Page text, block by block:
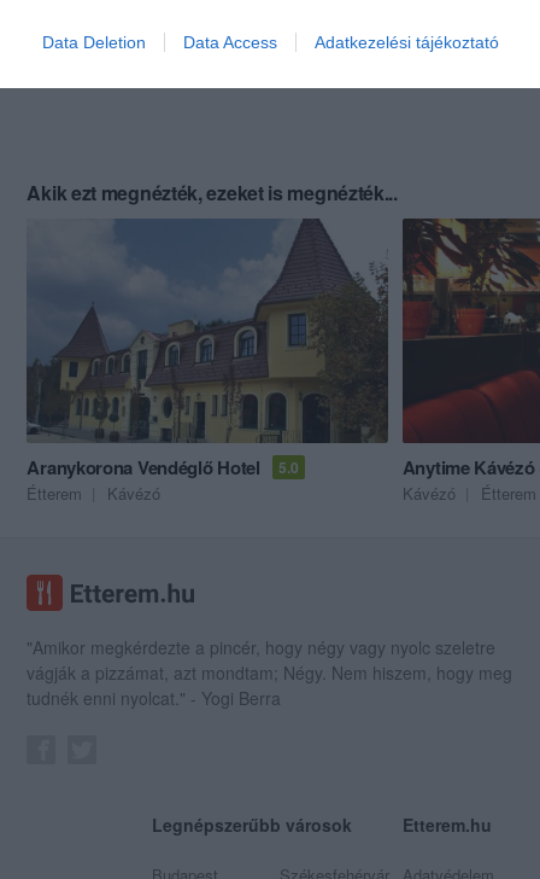
Data Deletion Data Access Adatkezelési tájékoztató
Akik ezt megnézték, ezeket is megnézték...
Aranykorona Vendéglő Hotel 5.0
Étterem Kávézó
Anytime
Kávézó Étterem
"Amikor megkérdezte a pincér, hogy négy vagy nyolc szeletre
vágják a pizzámat, azt mondtam; Négy. Nem hiszem, hogy meg
tudnék enni nyolcat." - Yogi Berra
Legnépszerűbb városok Etterem.hu